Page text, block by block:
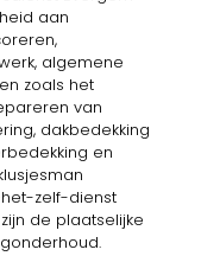
aan
algemene
zoals het
van
dakbedekking
en
het-zelf-dienst
de plaatselijke